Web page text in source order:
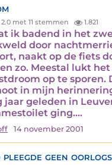
2.0 met 11 stemmen 1.821
ik badend in het
door
naakt op de fiets
zo. Meestal lukt
op te sporen.
in mijn
geleden in
ging.…
14 november 2001
geen